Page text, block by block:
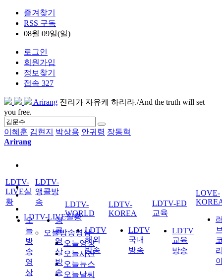
즐겨찾기
RSS 구독
08월 09일(일)
로그인
회원가입
정보찾기
접속 327
Arirang 진리가 자유케 하리라./And the truth will set
you free.
이혜훈 김현지 박상용 안귀령 장동혁
Arirang
LDTV-LIVE실황
오늘방송영상
오늘영상
오늘사진
오늘뉴스
오늘날씨
LDTV-
LIVE실
황
오
늘
방
송
영
상
LDTV-
앵콜방
송
앵
콜
영
상
방
송
LDTV-
WORLD
LDTV
해외
방송
LDTV-
KOREA
LDTV
국내
방송
LDTV-ED
교육
LDTV
교육
방송
LOVE-